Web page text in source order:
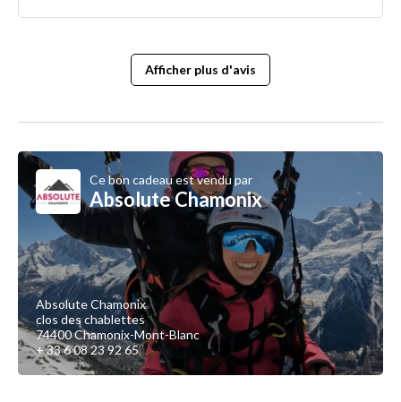
Afficher plus d'avis
Ce bon cadeau est vendu par
Absolute Chamonix
Absolute Chamonix
clos des chablettes
74400 Chamonix-Mont-Blanc
+ 33 6 08 23 92 65